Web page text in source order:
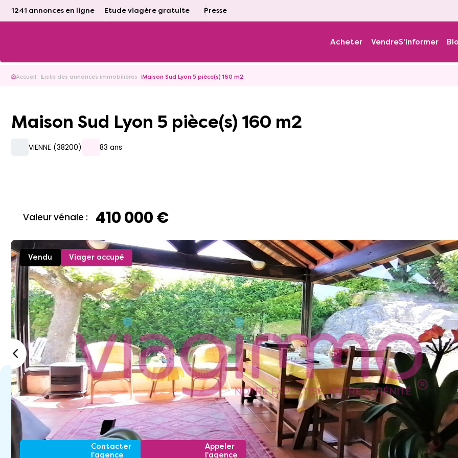
1241 annonces en ligne Etude viagère gratuite Presse
Acheter VendreS'informer
Accueil Liste des annonces immobilières Maison Sud Lyon 5 pièce(s) 160 m2
Maison Sud Lyon 5 pièce(s) 160 m2
VIENNE (38200) 83 ans
Valeur vénale : 410 000 €
Vendu Viager occupé
Contacter
l'agence
Appeler
l'agence